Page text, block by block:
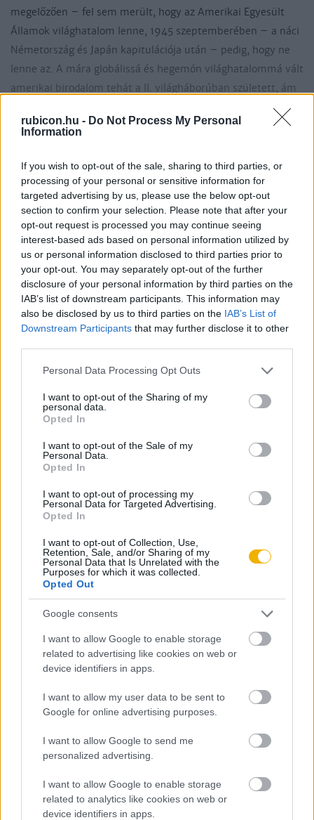
rubicon.hu - Do Not Process My Personal
Information
If you wish to opt-out of the sale, sharing to third parties, or
processing of your personal or sensitive information for
targeted advertising by us, please use the below opt-out
section to confirm your selection. Please note that after your
opt-out request is processed you may continue seeing
interest-based ads based on personal information utilized by
us or personal information disclosed to third parties prior to
your opt-out. You may separately opt-out of the further
disclosure of your personal information by third parties on the
IAB’s list of downstream participants. This information may
also be disclosed by us to third parties on the IAB’s List of
Downstream Participants that may further disclose it to other
Please note that this website/app uses one or more Google
not limited to your visit or usage behaviour. You may click to
grant or deny consent to Google and its third-party tags to
use your data for below specified purposes in below Google
consent section.
Personal Data Processing Opt Outs
I want to opt-out of the Sharing of my
personal data.
Opted In
I want to opt-out of the Sale of my
Personal Data.
Opted In
I want to opt-out of processing my
Personal Data for Targeted Advertising.
Opted In
I want to opt-out of Collection, Use,
Retention, Sale, and/or Sharing of my
Personal Data that Is Unrelated with the
Purposes for which it was collected.
Opted Out
Google consents
I want to allow Google to enable storage
related to advertising like cookies on web or
device identifiers in apps.
I want to allow my user data to be sent to
Google for online advertising purposes.
I want to allow Google to send me
personalized advertising.
I want to allow Google to enable storage
related to analytics like cookies on web or
device identifiers in apps.
megelőzően – fel sem merült, hogy az Amerikai Egyesült
Államok világhatalom lenne, 1945 szeptemberében – a náci
Németország és Japán kapitulációja után – pedig, hogy ne
lenne az. A mára globálissá és hegemón világhatalommá vált
amerikai birodalom tehát a II. világháborúban született, ám
kivételesség- és küldetéstudat a gyarmati korig nyúlik
Birodalmi identitás „Columbia húsvéti főkötője”. A Puck
című szatirikus hetilap 1901. április 6-i számának
Próbálja ki a Rubicon Online-t
mindössze 200 Ft-ért, és olvassa a teljes
cikket, hirdetések nélkül!
Előfizetőként korlátlan hozzáférést kap
Több mint 370 korábbi lapszámunk
Rubicon Online rovatok cikkei
Hirdetésmentes olvasó felület
Kedvenc cikkek elmentése, könyvjelzők
Az első hónap csak 200 Ft-ba kerül. Próbálja
ki!
KIPRÓBÁLOM 200 FT-ÉRT
Már előfizetőnk?Ha már regisztrált a Rubicon
Online-on, kattintson ide:
rendelkezik felhasználói fiókkal, kattintson ide:
REGISZTRÁCIÓ.
Szerző